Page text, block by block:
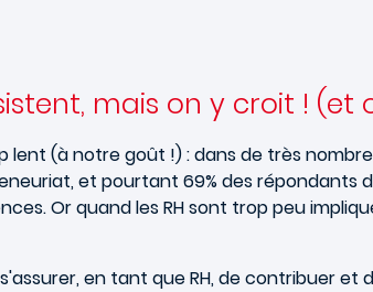
mais on y croit ! (et
(à notre goût !) : dans de très
et pourtant 69% des répondants
Or quand les RH sont trop peu
en tant que RH, de contribuer